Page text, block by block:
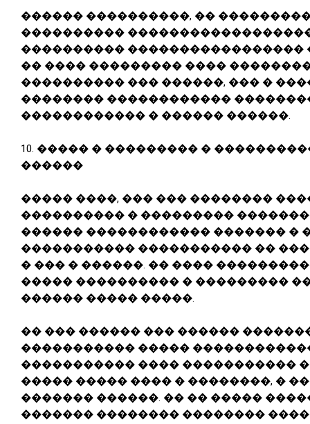
������ ����������, ��
����������
���������� �����������������
�� ���� ��������� ����
���������� ��� ������, ��� �
�������� ������������
������������ � ������ ������.
10. ����� � ��������� �
������
����� ����, ��� ��� ��������
���������� � ���������
������ ������������ ������� �
����������� ����������� ��
� ��� � ������. �� ����
����� ���������� � ���������
������ ����� �����.
�� ��� ������ ��� ������
����������� �����
����������� ���� �����������
����� ����� ���� � ��������, �
������� ������. �� �� �����
������� �������� ��������